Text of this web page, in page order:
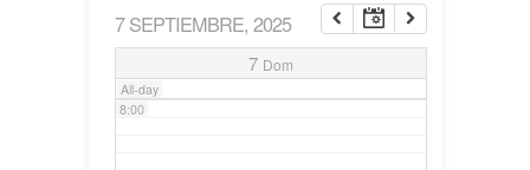
7 SEPTIEMBRE, 2025
7 Dom
All-day
7:00
8:00